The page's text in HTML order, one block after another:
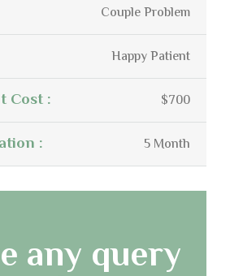
Couple Problem
Happy Patient
Cost : $700
: 5 Month
any query